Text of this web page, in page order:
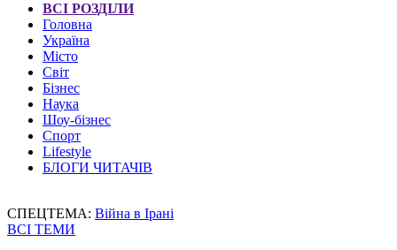
ВСІ РОЗДІЛИ
Головна
Україна
Місто
Світ
Бізнес
Наука
Шоу-бізнес
Спорт
Lifestyle
БЛОГИ ЧИТАЧІВ
СПЕЦТЕМА: Війна в Ірані
ВСІ ТЕМИ